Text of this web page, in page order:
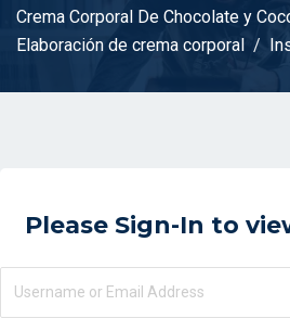
Crema Corporal De Chocolate y
Elaboración de crema corporal
Please Sign-In to